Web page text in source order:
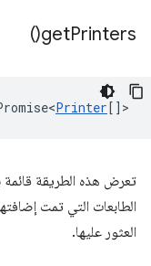
getPrinters(
)
Printer[] >
تعرض هذه الطريقة قائمة
الطابعات التي تمت
العثور عليها.